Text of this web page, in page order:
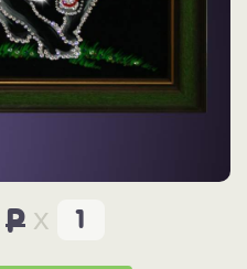
P x